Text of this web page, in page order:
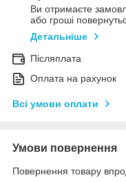
Ви отримаєте
або гроші
Детальніше
Післяплата
Оплата на рахунок
Всі умови оплати
Умови повернення
Повернення товару